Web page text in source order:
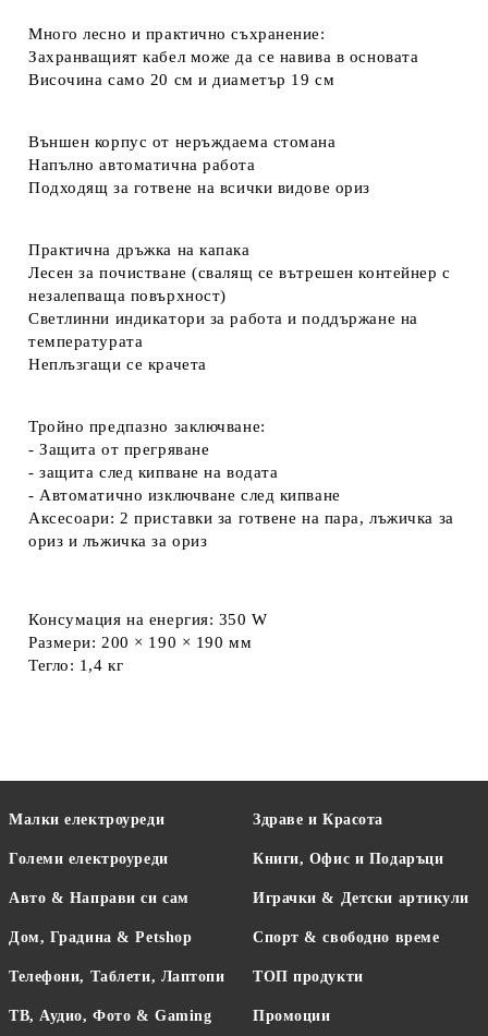
Много лесно и практично съхранение:
Захранващият кабел може да се навива в основата
Височина само 20 см и диаметър 19 см
Външен корпус от неръждаема стомана
Напълно автоматична работа
Подходящ за готвене на всички видове ориз
Практична дръжка на капака
Лесен за почистване (свалящ се вътрешен контейнер с
незалепваща повърхност)
Светлинни индикатори за работа и поддържане на
температурата
Неплъзгащи се крачета
Тройно предпазно заключване:
- Защита от прегряване
- защита след кипване на водата
- Автоматично изключване след кипване
Аксесоари: 2 приставки за готвене на пара, лъжичка за
ориз и лъжичка за ориз
Консумация на енергия: 350 W
Размери: 200 × 190 × 190 мм
Тегло: 1,4 кг
Малки електроуреди
Големи електроуреди
Авто & Направи си сам
Дом, Градина & Petshop
Телефони, Таблети, Лаптопи
ТВ, Аудио, Фото & Gaming
Здраве и Красота
Книги, Офис и Подаръци
Играчки & Детски артикули
Спорт & свободно време
ТОП продукти
Промоции